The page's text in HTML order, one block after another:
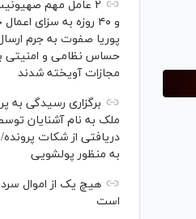
و ۴۰ روزه به سزای
پوریا صفوت به جرم
حساس نظامی و امنیتی
مجازات آویخته شدند
برگزاری رسیدگی به
ملک به نام آشنایان
دریافتی از شکات
به منظور پولشویی
هیچ یک از اموال
است